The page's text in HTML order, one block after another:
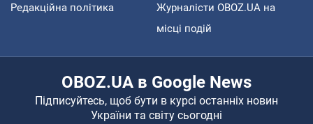
Редакційна політика
Журналісти OBOZ.UA на
місці подій
OBOZ.UA в Google News
Підписуйтесь, щоб бути в курсі останніх новин
України та світу сьогодні